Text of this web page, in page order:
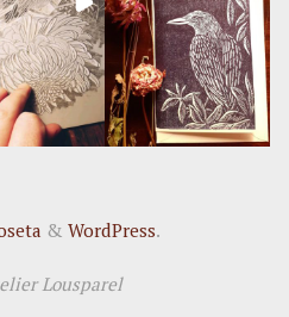
& WordPress.
Lousparel